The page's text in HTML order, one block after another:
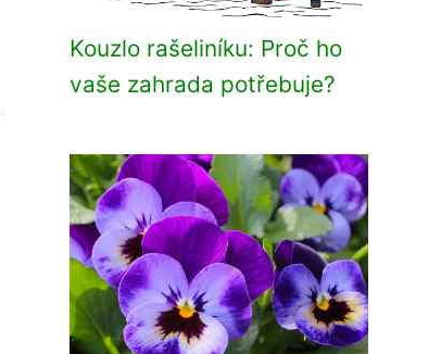
Kouzlo rašeliníku: Proč ho
vaše zahrada potřebuje?